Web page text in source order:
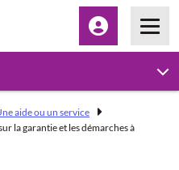
Espace client
aide ou un service
la garantie et les démarches à